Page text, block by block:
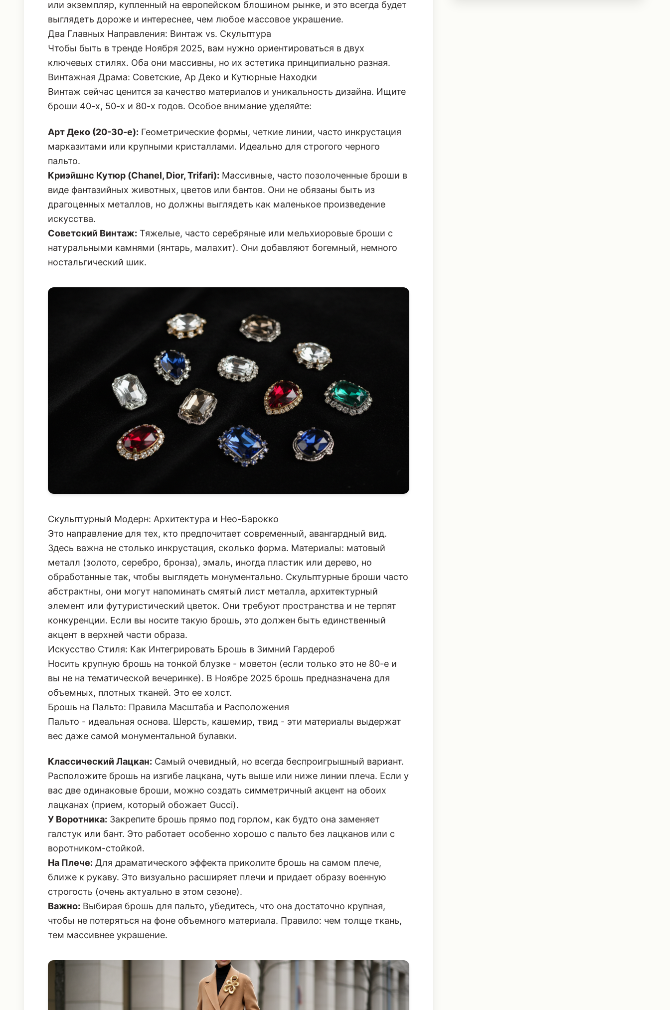
или экземпляр, купленный на европейском блошином рынке, и это всегда будет
выглядеть дороже и интереснее, чем любое массовое украшение.
Два Главных Направления: Винтаж vs. Скульптура
Чтобы быть в тренде Ноября 2025, вам нужно ориентироваться в двух
ключевых стилях. Оба они массивны, но их эстетика принципиально разная.
Винтажная Драма: Советские, Ар Деко и Кутюрные Находки
Винтаж сейчас ценится за качество материалов и уникальность дизайна. Ищите
броши 40-х, 50-х и 80-х годов. Особое внимание уделяйте:
Арт Деко (20-30-е): Геометрические формы, четкие линии, часто инкрустация
марказитами или крупными кристаллами. Идеально для строгого черного
пальто.
Криэйшнс Кутюр (Chanel, Dior, Trifari): Массивные, часто позолоченные броши в
виде фантазийных животных, цветов или бантов. Они не обязаны быть из
драгоценных металлов, но должны выглядеть как маленькое произведение
искусства.
Советский Винтаж: Тяжелые, часто серебряные или мельхиоровые броши с
натуральными камнями (янтарь, малахит). Они добавляют богемный, немного
ностальгический шик.
Скульптурный Модерн: Архитектура и Нео-Барокко
Это направление для тех, кто предпочитает современный, авангардный вид.
Здесь важна не столько инкрустация, сколько форма. Материалы: матовый
металл (золото, серебро, бронза), эмаль, иногда пластик или дерево, но
обработанные так, чтобы выглядеть монументально. Скульптурные броши часто
абстрактны, они могут напоминать смятый лист металла, архитектурный
элемент или футуристический цветок. Они требуют пространства и не терпят
конкуренции. Если вы носите такую брошь, это должен быть единственный
акцент в верхней части образа.
Искусство Стиля: Как Интегрировать Брошь в Зимний Гардероб
Носить крупную брошь на тонкой блузке - моветон (если только это не 80-е и
вы не на тематической вечеринке). В Ноябре 2025 брошь предназначена для
объемных, плотных тканей. Это ее холст.
Брошь на Пальто: Правила Масштаба и Расположения
Пальто - идеальная основа. Шерсть, кашемир, твид - эти материалы выдержат
вес даже самой монументальной булавки.
Классический Лацкан: Самый очевидный, но всегда беспроигрышный вариант.
Расположите брошь на изгибе лацкана, чуть выше или ниже линии плеча. Если у
вас две одинаковые броши, можно создать симметричный акцент на обоих
лацканах (прием, который обожает Gucci).
У Воротника: Закрепите брошь прямо под горлом, как будто она заменяет
галстук или бант. Это работает особенно хорошо с пальто без лацканов или с
воротником-стойкой.
На Плече: Для драматического эффекта приколите брошь на самом плече,
ближе к рукаву. Это визуально расширяет плечи и придает образу военную
строгость (очень актуально в этом сезоне).
Важно: Выбирая брошь для пальто, убедитесь, что она достаточно крупная,
чтобы не потеряться на фоне объемного материала. Правило: чем толще ткань,
тем массивнее украшение.